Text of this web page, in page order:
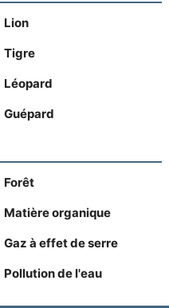
Lion
Tigre
Léopard
Guépard
Forêt
Matière organique
Gaz à effet de serre
Pollution de l'eau